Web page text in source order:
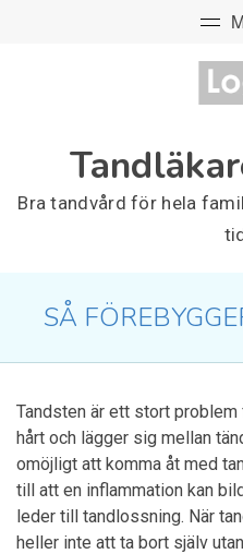
Bra tandvård för hela
SÅ
Tandsten är ett stort
hårt och lägger sig mellan
omöjligt att komma åt med
till att en inflammation kan
leder till tandlossning. När
heller inte att ta bort själv